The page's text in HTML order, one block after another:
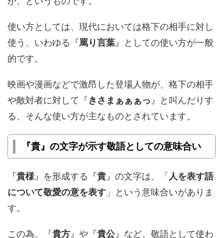
使い方としては、現代においては格下の相手に対し
使う、いわゆる『罵り言葉 』としての使い方が一般
的です。
映画や漫画などで激昂した登場人物が、格下の相手
や敵対者に対して『きさまぁぁぁっ 』と叫んだりす
る、そんな使い方が主なものとされています。
『貴』の文字が示す敬語としての意味合い
『貴様 』を形成する『貴 』の文字は、「 人を表す語
について敬愛の意を表す 」という意味合いがありま
す。
この為、『貴方 』や『貴公』など、敬語として使わ